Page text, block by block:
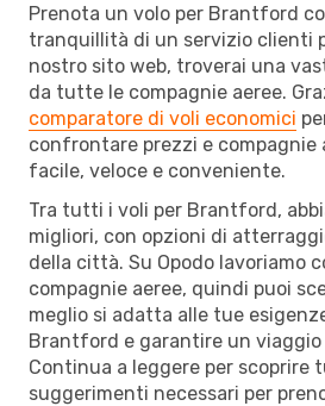
Prenota un volo per Brantford
tranquillità di un servizio clienti
nostro sito web, troverai una
da tutte le compagnie aeree.
comparatore di voli economici
confrontare prezzi e compagnie
facile, veloce e conveniente.
Tra tutti i voli per Brantford,
migliori, con opzioni di
della città. Su Opodo lavoriamo
compagnie aeree, quindi puoi
meglio si adatta alle tue
Brantford e garantire un
Continua a leggere per scoprire
suggerimenti necessari per